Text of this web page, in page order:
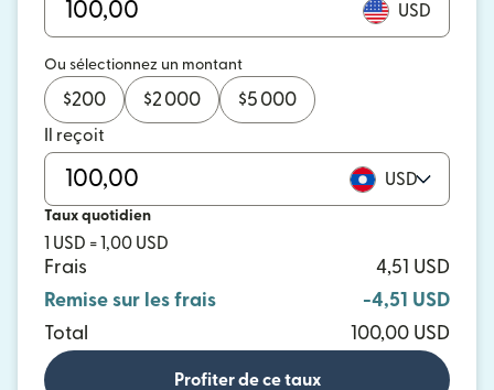
USD
Ou sélectionnez un montant
$200 $2 000 $5 000
Il reçoit
USD
Taux quotidien
1 USD = 1,00 USD
Frais
4,51 USD
Remise sur les frais
-4,51 USD
Total
100,00 USD
Profiter de ce taux